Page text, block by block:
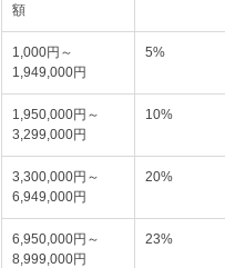
額
1,000円～
1,949,000円
5%
1,950,000円～
3,299,000円
10%
3,300,000円～
6,949,000円
20%
6,950,000円～
8,999,000円
23%